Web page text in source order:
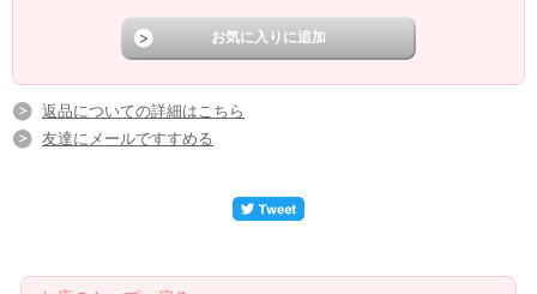
返品についての詳細はこちら
友達にメールですすめる